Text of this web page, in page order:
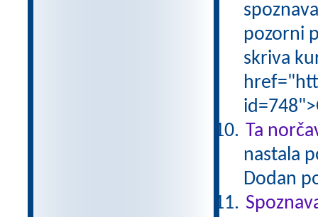
pozorni
skriva
Ta
nastala
Dodan